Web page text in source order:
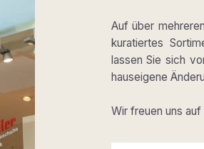
Auf über
kuratiertes
lassen Sie sich
hauseigene
Wir freuen uns auf